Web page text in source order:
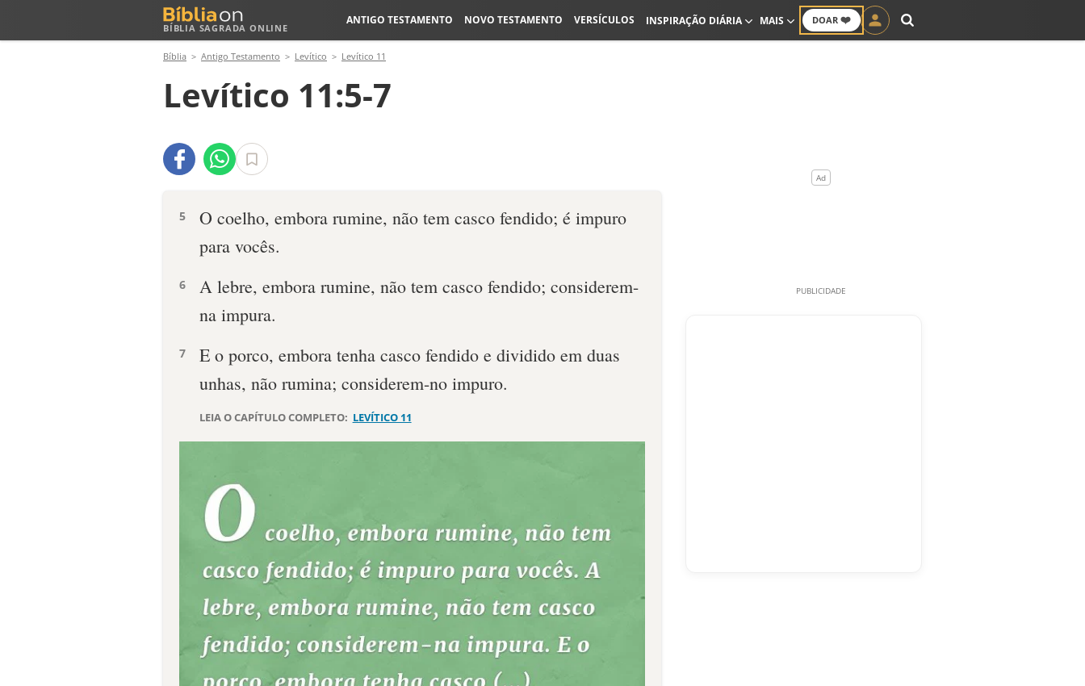
BÍBLIA SAGRADA ONLINE
DOAR ❤️
ANTIGO TESTAMENTO NOVO TESTAMENTO VERSÍCULOS INSPIRAÇÃO DIÁRIA MAIS
Bíblia Antigo Testamento Levítico Levítico 11
Levítico 11:5-7
5
O coelho, embora rumine, não tem casco fendido; é impuro
para vocês.
6
A lebre, embora rumine, não tem casco fendido; considerem-
na impura.
7
E o porco, embora tenha casco fendido e dividido em duas
unhas, não rumina; considerem-no impuro.
LEIA O CAPÍTULO COMPLETO: LEVÍTICO 11